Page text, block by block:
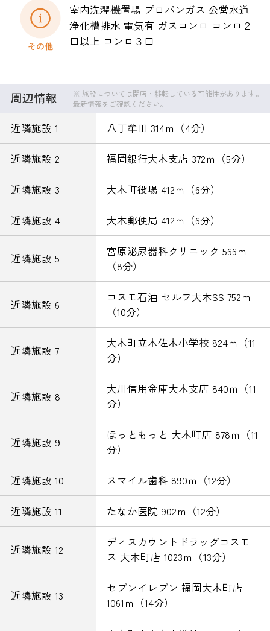
室内洗濯機置場 プロパンガス 公営水道
浄化槽排水 電気有 ガスコンロ コンロ２
口以上 コンロ３口
周辺情報
※ 施設については閉店・移転している可能性があります。
最新情報をご確認ください。
近隣施設 1 八丁牟田 314ｍ（4分）
近隣施設 2 福岡銀行大木支店 372ｍ（5分）
近隣施設 3 大木町役場 412ｍ（6分）
近隣施設 4 大木郵便局 412ｍ（6分）
近隣施設 5
宮原泌尿器科クリニック 566ｍ
（8分）
近隣施設 6
コスモ石油 セルフ大木SS 752ｍ
（10分）
近隣施設 7
大木町立木佐木小学校 824ｍ（11
分）
近隣施設 8
大川信用金庫大木支店 840ｍ（11
分）
近隣施設 9
ほっともっと 大木町店 878ｍ（11
分）
近隣施設 10 スマイル歯科 890ｍ（12分）
近隣施設 11 たなか医院 902ｍ（12分）
近隣施設 12
ディスカウントドラッグコスモ
ス 大木町店 1023ｍ（13分）
近隣施設 13
セブンイレブン 福岡大木町店
1061ｍ（14分）